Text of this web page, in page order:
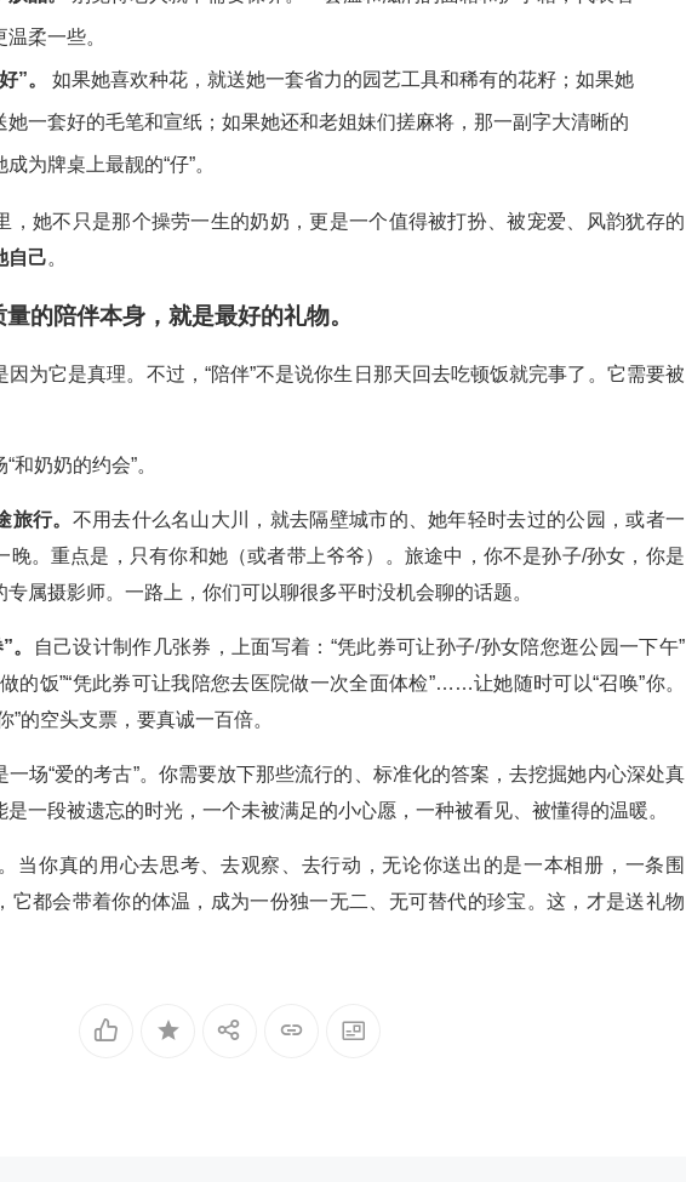
柔一些。
”。 如果她喜欢种花，就送她一套省力的园艺工具和稀有的花籽；如果她
她一套好的毛笔和宣纸；如果她还和老姐妹们搓麻将，那一副字大清晰的
为牌桌上最靓的“仔”。
，她不只是那个操劳一生的奶奶，更是一个值得被打扮、被宠爱、风韵犹存的
自己。
的陪伴本身，就是最好的礼物。
为它是真理。不过，“陪伴”不是说你生日那天回去吃顿饭就完事了。它需要被
和奶奶的约会”。
旅行。 不用去什么名山大川，就去隔壁城市的、她年轻时去过的公园，或者一
晚。重点是，只有你和她（或者带上爷爷）。旅途中，你不是孙子/孙女，你是
属摄影师。一路上，你们可以聊很多平时没机会聊的话题。
。
自己设计制作几张券，上面写着：“凭此券可让孙子/孙女陪您逛公园一下午”
的饭”“凭此券可让我陪您去医院做一次全面体检”……让她随时可以“召唤”你。
”的空头支票，要真诚一百倍。
场“爱的考古”。你需要放下那些流行的、标准化的答案，去挖掘她内心深处真
一段被遗忘的时光，一个未被满足的小心愿，一种被看见、被懂得的温暖。
当你真的用心去思考、去观察、去行动，无论你送出的是一本相册，一条围
它都会带着你的体温，成为一份独一无二、无可替代的珍宝。这，才是送礼物